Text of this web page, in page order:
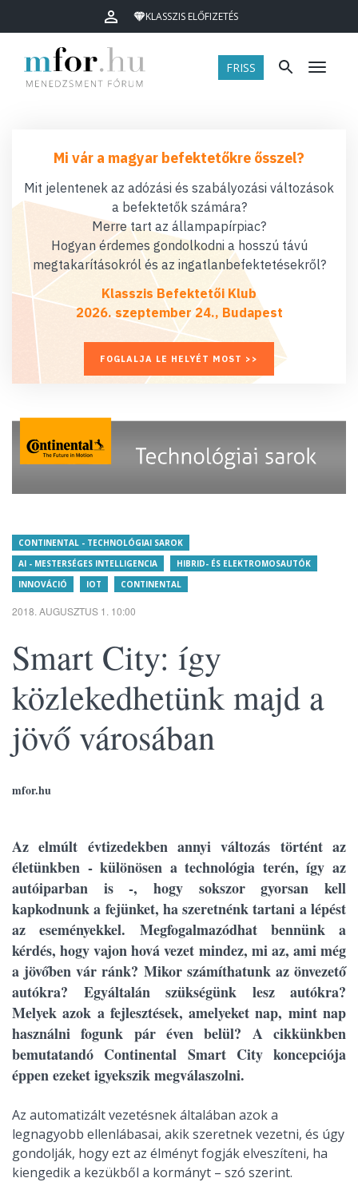
KLASSZIS ELŐFIZETÉS
FRISS Menü
Mi vár a magyar befektetőkre ősszel?
Mit jelentenek az adózási és szabályozási változások
a befektetők számára?
Merre tart az állampapírpiac?
Hogyan érdemes gondolkodni a hosszú távú
megtakarításokról és az ingatlanbefektetésekről?
Klasszis Befektetői Klub
2026. szeptember 24., Budapest
FOGLALJA LE HELYÉT MOST >>
CONTINENTAL - TECHNOLÓGIAI SAROK
AI - MESTERSÉGES INTELLIGENCIA
HIBRID- ÉS ELEKTROMOSAUTÓK
INNOVÁCIÓ
IOT CONTINENTAL
2018. AUGUSZTUS 1. 10:00
Smart City: így
közlekedhetünk majd a
jövő városában
mfor.hu
Az elmúlt évtizedekben annyi változás történt az
életünkben - különösen a technológia terén, így az
autóiparban is -, hogy sokszor gyorsan kell
kapkodnunk a fejünket, ha szeretnénk tartani a lépést
az eseményekkel. Megfogalmazódhat bennünk a
kérdés, hogy vajon hová vezet mindez, mi az, ami még
a jövőben vár ránk? Mikor számíthatunk az önvezető
autókra? Egyáltalán szükségünk lesz autókra?
Melyek azok a fejlesztések, amelyeket nap, mint nap
használni fogunk pár éven belül? A cikkünkben
bemutatandó Continental Smart City koncepciója
éppen ezeket igyekszik megválaszolni.
Az automatizált vezetésnek általában azok a
legnagyobb ellenlábasai, akik szeretnek vezetni, és úgy
gondolják, hogy ezt az élményt fogják elveszíteni, ha
kiengedik a kezükből a kormányt – szó szerint.